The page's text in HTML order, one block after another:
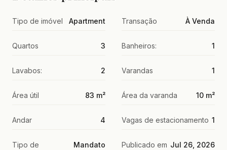
Tipo de imóvel Apartment Transação À Venda
Quartos 3 Banheiros: 1
Lavabos: 2 Varandas 1
Área útil 83 m² Área da varanda 10 m²
Andar 4 Vagas de estacionamento 1
Tipo de
Mandato
Publicado em Jul 26, 2026